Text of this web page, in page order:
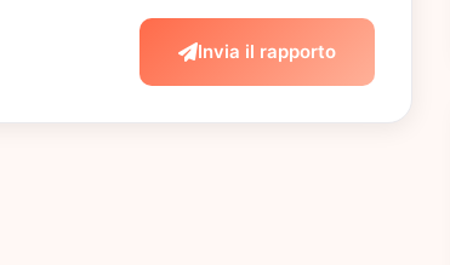
Invia il rapporto